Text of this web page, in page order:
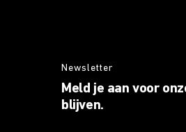
Newsletter
Meld je aan voor
blijven.